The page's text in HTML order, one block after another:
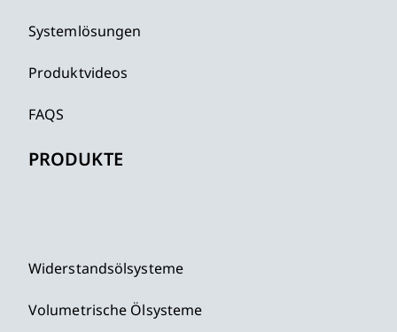
Systemlösungen
Produktvideos
FAQS
PRODUKTE
Widerstandsölsysteme
Volumetrische Ölsysteme